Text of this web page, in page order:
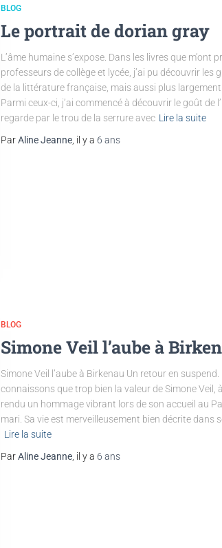
BLOG
Le portrait de dorian gray
L’âme humaine s’expose. Dans les livres que m’ont
professeurs de collège et lycée, j’ai pu découvrir les
de la littérature française, mais aussi plus largement
Parmi ceux-ci, j’ai commencé à découvrir le goût de
regarde par le trou de la serrure avec Lire la suite
ParAline Jeanne , il y a 6 ans
BLOG
Simone Veil l’aube à
Simone Veil l’aube à Birkenau Un retour en
connaissons que trop bien la valeur de Simone Veil,
rendu un hommage vibrant lors de son accueil au
mari. Sa vie est merveilleusement bien décrite dans
Lire la suite
ParAline Jeanne , il y a 6 ans